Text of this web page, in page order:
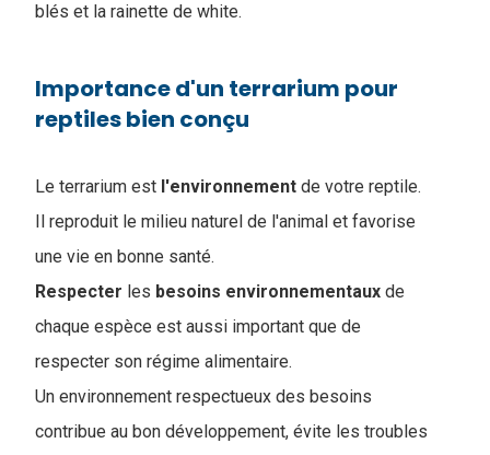
blés et la rainette de white.
Importance d'un terrarium pour
reptiles bien conçu
Le terrarium est l'environnement de votre reptile.
Il reproduit le milieu naturel de l'animal et favorise
une vie en bonne santé.
Respecter les besoins environnementaux de
chaque espèce est aussi important que de
respecter son régime alimentaire.
Un environnement respectueux des besoins
contribue au bon développement, évite les troubles